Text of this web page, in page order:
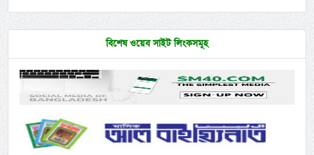
বিশেষ ওয়েব সাইট লিংকসমূহ